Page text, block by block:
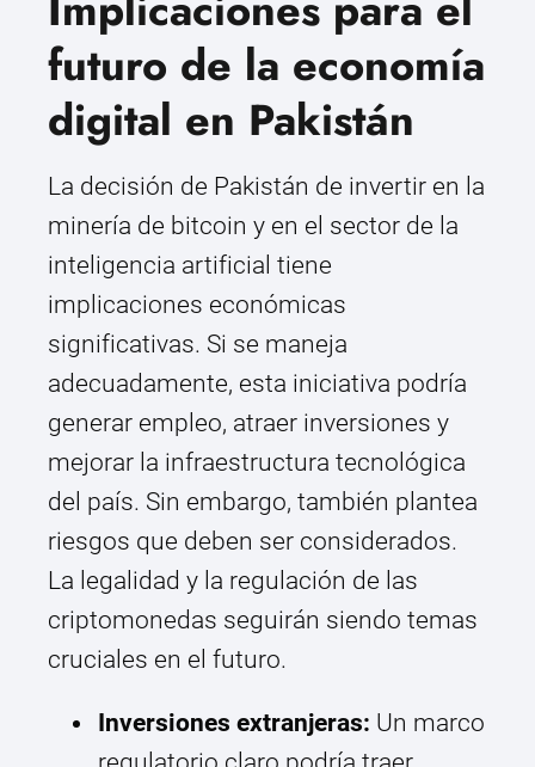
futuro de la economía
digital en Pakistán
La decisión de Pakistán de invertir en la
minería de bitcoin y en el sector de la
inteligencia artificial tiene
implicaciones económicas
significativas. Si se maneja
adecuadamente, esta iniciativa podría
generar empleo, atraer inversiones y
mejorar la infraestructura tecnológica
del país. Sin embargo, también plantea
riesgos que deben ser considerados.
La legalidad y la regulación de las
criptomonedas seguirán siendo temas
cruciales en el futuro.
Inversiones extranjeras: Un marco